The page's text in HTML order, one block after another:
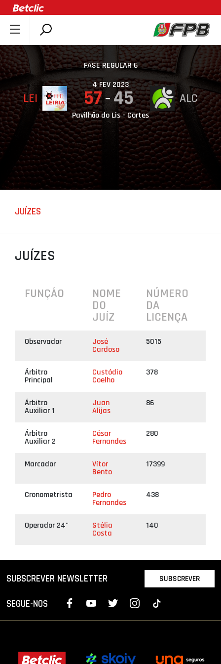
SOBRE A FPB
DOCUMENTOS
ÚLTIMAS
COMPETIÇÕES
ASSOCIAÇÕES
CLUBES
AGENTES
AGENDA
SELEÇÕES
ÁREA TÉCNICA
LIGA BETCLIC MASCULINA
FASE REGULAR 6
4 FEV 2023
LEI 57 45 ALC
Pavilhão do Lis - Cortes
JUÍZES
JUÍZES
FUNÇÃO
NOME
DO
JUÍZ
NÚMERO
DA
LICENÇA
Observador José
Cardoso
5015
Árbitro
Principal
Custódio
Coelho
378
Árbitro
Auxiliar 1
Juan
Alijas
86
Árbitro
Auxiliar 2
César
Fernandes
280
Marcador Vítor
Bento
17399
Cronometrista Pedro
Fernandes
438
Operador 24" Stélia
Costa
140
SUBSCREVER NEWSLETTER SUBSCREVER
SEGUE-NOS